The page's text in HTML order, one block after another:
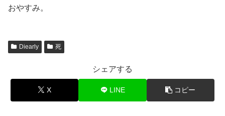
おやすみ。
Diearly 死
シェアする
X LINE コピー